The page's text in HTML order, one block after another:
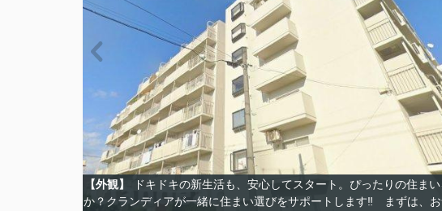
【外観】
ドキドキの新生活も、安心してスタート。ぴったりの住ま
か？クランディアが一緒に住まい選びをサポートします‼ まずは、